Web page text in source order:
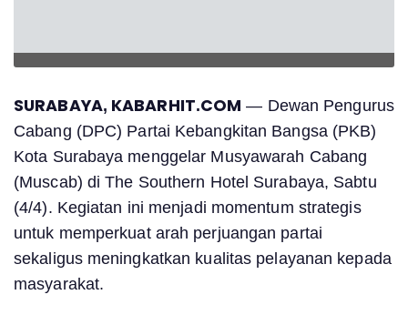
SURABAYA, KABARHIT.COM — Dewan Pengurus
Cabang (DPC) Partai Kebangkitan Bangsa (PKB)
Kota Surabaya menggelar Musyawarah Cabang
(Muscab) di The Southern Hotel Surabaya, Sabtu
(4/4). Kegiatan ini menjadi momentum strategis
untuk memperkuat arah perjuangan partai
sekaligus meningkatkan kualitas pelayanan kepada
masyarakat.